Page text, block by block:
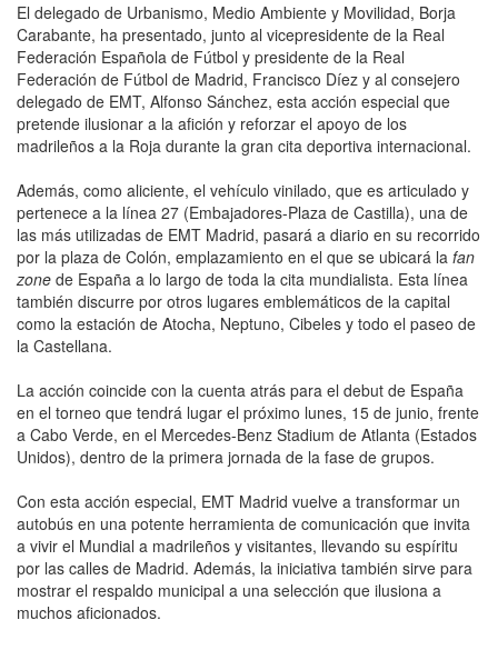
El delegado de Urbanismo, Medio Ambiente y Movilidad, Borja
Carabante, ha presentado, junto al vicepresidente de la Real
Federación Española de Fútbol y presidente de la Real
Federación de Fútbol de Madrid, Francisco Díez y al consejero
delegado de EMT, Alfonso Sánchez, esta acción especial que
pretende ilusionar a la afición y reforzar el apoyo de los
madrileños a la Roja durante la gran cita deportiva internacional.
Además, como aliciente, el vehículo vinilado, que es articulado y
pertenece a la línea 27 (Embajadores-Plaza de Castilla), una de
las más utilizadas de EMT Madrid, pasará a diario en su recorrido
por la plaza de Colón, emplazamiento en el que se ubicará la fan
zone de España a lo largo de toda la cita mundialista. Esta línea
también discurre por otros lugares emblemáticos de la capital
como la estación de Atocha, Neptuno, Cibeles y todo el paseo de
la Castellana.
La acción coincide con la cuenta atrás para el debut de España
en el torneo que tendrá lugar el próximo lunes, 15 de junio, frente
a Cabo Verde, en el Mercedes-Benz Stadium de Atlanta (Estados
Unidos), dentro de la primera jornada de la fase de grupos.
Con esta acción especial, EMT Madrid vuelve a transformar un
autobús en una potente herramienta de comunicación que invita
a vivir el Mundial a madrileños y visitantes, llevando su espíritu
por las calles de Madrid. Además, la iniciativa también sirve para
mostrar el respaldo municipal a una selección que ilusiona a
muchos aficionados.